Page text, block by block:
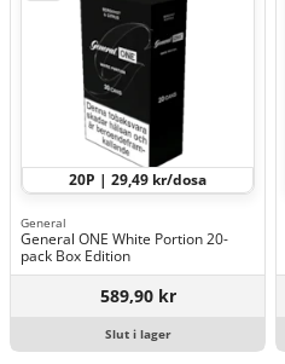
20P | 29,49 kr/dosa
General
General ONE White Portion 20-
pack Box Edition
589,90 kr
Slut i lager